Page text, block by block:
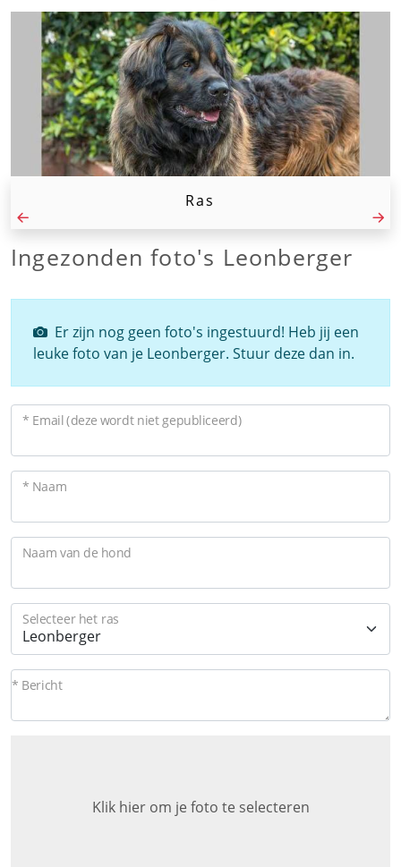
Ras
Ingezonden foto's Leonberger
Er zijn nog geen foto's ingestuurd! Heb jij een
leuke foto van je Leonberger. Stuur deze dan in.
* Email (deze wordt niet gepubliceerd)
* Naam
Naam van de hond
Selecteer het ras
* Bericht
Klik hier om je foto te selecteren